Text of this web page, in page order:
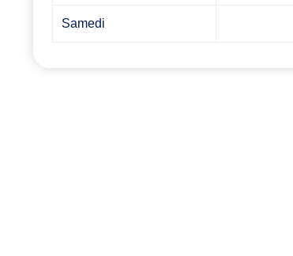
Samedi